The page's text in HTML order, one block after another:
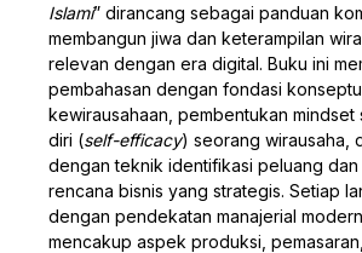
Islami” dirancang sebagai panduan
membangun jiwa dan keterampilan
relevan dengan era digital. Buku ini
pembahasan dengan fondasi
kewirausahaan, pembentukan mindset
diri (self-efficacy) seorang wirausaha,
dengan teknik identifikasi peluang dan
rencana bisnis yang strategis. Setiap
dengan pendekatan manajerial
mencakup aspek produksi,